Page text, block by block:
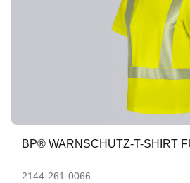
BP® WARNSCHUTZ-T-SHIRT
2144-261-0066